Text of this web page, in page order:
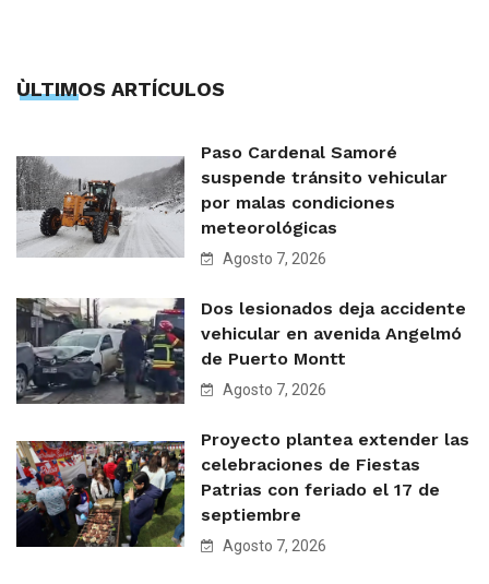
ÙLTIMOS ARTÍCULOS
Paso Cardenal Samoré
suspende tránsito vehicular
por malas condiciones
meteorológicas
Agosto 7, 2026
Dos lesionados deja accidente
vehicular en avenida Angelmó
de Puerto Montt
Agosto 7, 2026
Proyecto plantea extender las
celebraciones de Fiestas
Patrias con feriado el 17 de
septiembre
Agosto 7, 2026